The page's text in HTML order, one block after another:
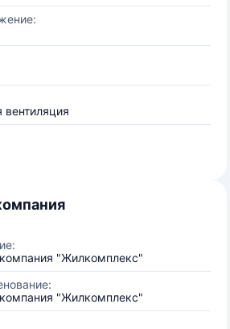
"Жилкомплекс"
"Жилкомплекс"